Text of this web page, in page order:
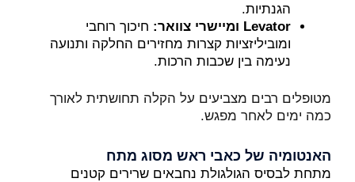
הגנתיות.
Levator ומיישרי צוואר:
חיכוך רוחבי
ומוביליזציות קצרות מחזירים החלקה ותנועה
נעימה בין שכבות הרכות.
מטופלים רבים מצביעים על הקלה תחושתית לאורך
כמה ימים לאחר מפגש.
האנטומיה של כאבי ראש מסוג מתח
מתחת לבסיס הגולגולת נחבאים שרירים קטנים